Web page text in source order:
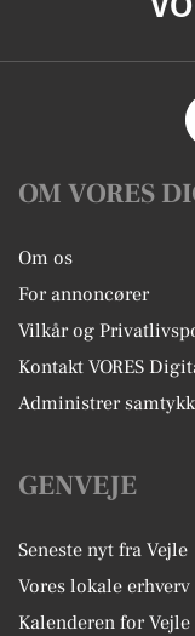
OM VORES
Om os
For annoncører
Vilkår og
Kontakt VORES
Administrer
GENVEJE
Seneste nyt fra Vejle
Vores lokale erhverv
Kalenderen for Vejle